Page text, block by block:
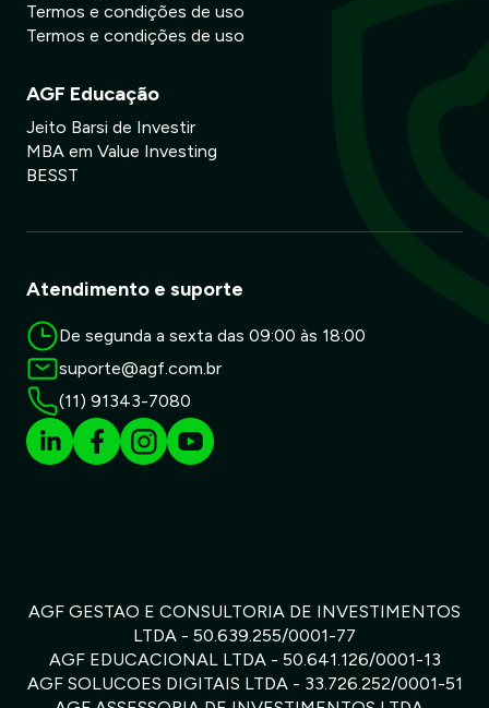
AGF Educação
Jeito Barsi de Investir
MBA em Value Investing
BESST
Termos e condições de uso
Termos e condições de uso
Atendimento e suporte
De segunda a sexta das 09:00 às 18:00
suporte@agf.com.br
(11) 91343-7080
AGF GESTAO E CONSULTORIA DE INVESTIMENTOS
LTDA - 50.639.255/0001-77
AGF EDUCACIONAL LTDA - 50.641.126/0001-13
AGF SOLUCOES DIGITAIS LTDA - 33.726.252/0001-51